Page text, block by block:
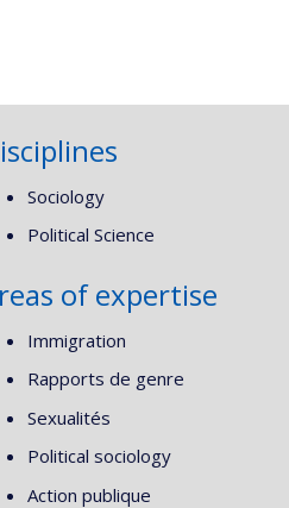
Sociology
Political Science
of expertise
Immigration
Rapports de genre
Sexualités
Political sociology
Action publique